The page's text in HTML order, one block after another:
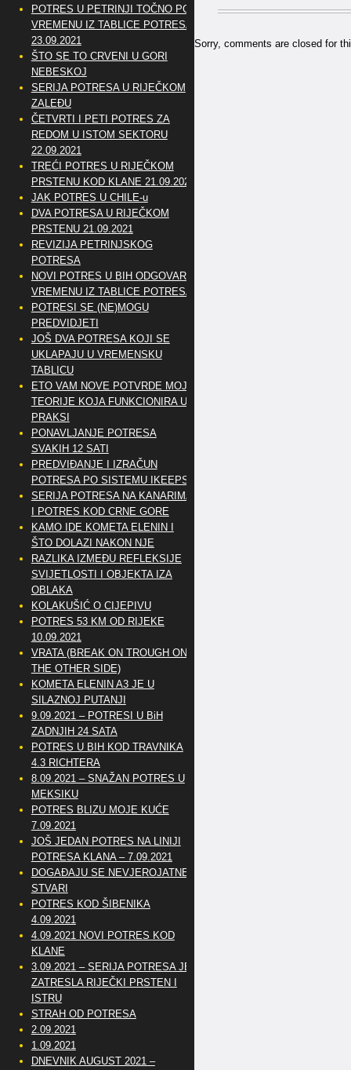
Sorry, comments are closed for
POTRES U PETRINJI TOČNO PO
VREMENU IZ TABLICE POTRESA
23.09.2021
ŠTO SE TO CRVENI U GORI
NEBESKOJ
SERIJA POTRESA U RIJEČKOM
ZALEĐU
ČETVRTI I PETI POTRES ZA
REDOM U ISTOM SEKTORU
22.09.2021
TREĆI POTRES U RIJEČKOM
PRSTENU KOD KLANE 21.09.2021
JAK POTRES U CHILE-u
DVA POTRESA U RIJEČKOM
PRSTENU 21.09.2021
REVIZIJA PETRINJSKOG
POTRESA
NOVI POTRES U BIH ODGOVARA
VREMENU IZ TABLICE POTRESA
POTRESI SE (NE)MOGU
PREDVIDJETI
JOŠ DVA POTRESA KOJI SE
UKLAPAJU U VREMENSKU
TABLICU
ETO VAM NOVE POTVRDE MOJE
TEORIJE KOJA FUNKCIONIRA U
PRAKSI
PONAVLJANJE POTRESA
SVAKIH 12 SATI
PREDVIĐANJE I IZRAČUN
POTRESA PO SISTEMU IKEEPS
SERIJA POTRESA NA KANARIMA
I POTRES KOD CRNE GORE
KAMO IDE KOMETA ELENIN I
ŠTO DOLAZI NAKON NJE
RAZLIKA IZMEĐU REFLEKSIJE
SVIJETLOSTI I OBJEKTA IZA
OBLAKA
KOLAKUŠIĆ O CIJEPIVU
POTRES 53 KM OD RIJEKE
10.09.2021
VRATA (BREAK ON TROUGH ON
THE OTHER SIDE)
KOMETA ELENIN A3 JE U
SILAZNOJ PUTANJI
9.09.2021 – POTRESI U BiH
ZADNJIH 24 SATA
POTRES U BIH KOD TRAVNIKA
4.3 RICHTERA
8.09.2021 – SNAŽAN POTRES U
MEKSIKU
POTRES BLIZU MOJE KUĆE
7.09.2021
JOŠ JEDAN POTRES NA LINIJI
POTRESA KLANA – 7.09.2021
DOGAĐAJU SE NEVJEROJATNE
STVARI
POTRES KOD ŠIBENIKA
4.09.2021
4.09.2021 NOVI POTRES KOD
KLANE
3.09.2021 – SERIJA POTRESA JE
ZATRESLA RIJEČKI PRSTEN I
ISTRU
STRAH OD POTRESA
2.09.2021
1.09.2021
DNEVNIK AUGUST 2021 –